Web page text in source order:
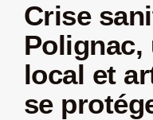
Crise
Polignac,
local et
se